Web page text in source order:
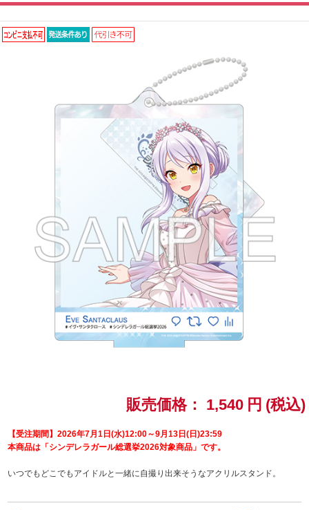
EVENT
プレミアム会員とは
パックマン
スサノオマジック
ガンダムシリーズ
ラブライブ！
販売価格： 1,540 円 (税込)
【受注期間】2026年7月1日(水)12:00～9月13日(日)23:59
本商品は「シンデレラガール総選挙2026対象商品」です。
いつでもどこでもアイドルと一緒に自撮り出来そうなアクリルスタンド。